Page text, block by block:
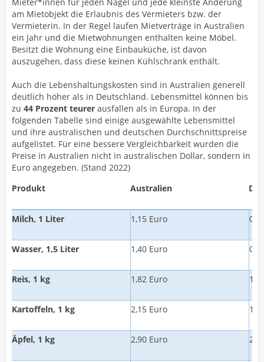
am Mietobjekt die Erlaubnis des Vermieters bzw. der
Vermieterin. In der Regel laufen Mietverträge in Australien
ein Jahr und die Mietwohnungen enthalten keine Möbel.
Besitzt die Wohnung eine Einbauküche, ist davon
auszugehen, dass diese keinen Kühlschrank enthält.
Auch die Lebenshaltungskosten sind in Australien generell
deutlich höher als in Deutschland. Lebensmittel können bis
zu 44 Prozent teurer ausfallen als in Europa. In der
folgenden Tabelle sind einige ausgewählte Lebensmittel
und ihre australischen und deutschen Durchschnittspreise
aufgelistet. Für eine bessere Vergleichbarkeit wurden die
Preise in Australien nicht in australischen Dollar, sondern in
Euro angegeben. (Stand 2022)
Produkt
Australien
Milch, 1 Liter 1,15 Euro
Wasser, 1,5 Liter 1,40 Euro
Reis, 1 kg 1,82 Euro
Kartoffeln, 1 kg 2,15 Euro
Äpfel, 1 kg 2,90 Euro